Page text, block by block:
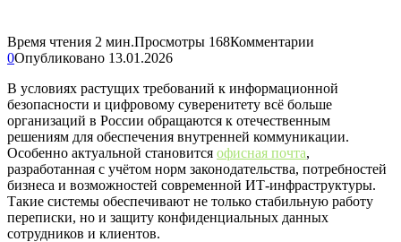
Время чтения 2 мин.Просмотры 168Комментарии
0Опубликовано 13.01.2026
В условиях растущих требований к информационной
безопасности и цифровому суверенитету всё больше
организаций в России обращаются к отечественным
решениям для обеспечения внутренней коммуникации.
Особенно актуальной становится офисная почта,
разработанная с учётом норм законодательства, потребностей
бизнеса и возможностей современной ИТ-инфраструктуры.
Такие системы обеспечивают не только стабильную работу
переписки, но и защиту конфиденциальных данных
сотрудников и клиентов.